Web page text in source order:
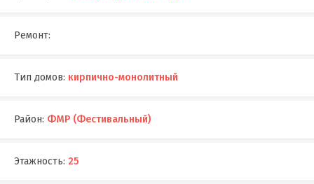
Ремонт:
Тип домов: кирпично-монолитный
Район: ФМР (Фестивальный)
Этажность: 25